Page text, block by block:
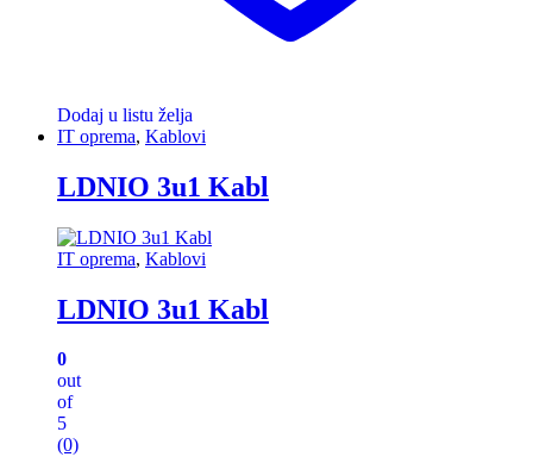
Dodaj u listu želja
IT oprema, Kablovi
LDNIO 3u1 Kabl
IT oprema, Kablovi
LDNIO 3u1 Kabl
0
out
of
5
(0)